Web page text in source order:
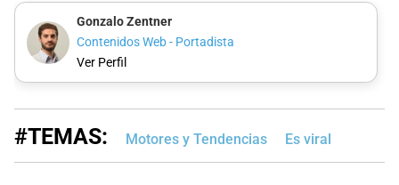
Gonzalo Zentner
Contenidos Web - Portadista
Ver Perfil
#TEMAS: Motores y Tendencias Es viral